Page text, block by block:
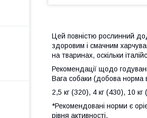
Цей повністю рослинний
здоровим і смачним
на тваринах, оскільки
Рекомендації щодо
Вага собаки (добова норма
2,5 кг (320), 4 кг (430), 10
*Рекомендовані норми є
рівня активності.